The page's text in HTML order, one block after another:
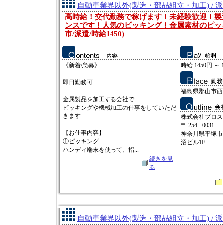
自動車業界以外(製造・部品組立・加工) /
高時給！交代勤務で稼げます！未経験歓迎！
ンスです！人気のピッキング！金属素材のピ
市/派遣/時給1450)
《新着/急募》
即日勤務可
金属製品を加工する会社で
ピッキングや機械加工の仕事をしていただ
きます
【お仕事内容】
①ピッキング
ハンディ端末を使って、指...
続きを見
る
時給 1450円 ～
福島県郡山市
株式会社プロ
〒 254 - 0031
神奈川県平塚
沼ビル1F
自動車業界以外(製造・部品組立・加工) /